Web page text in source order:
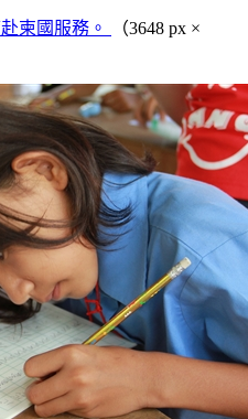
柬國服務。
（3648 px ×